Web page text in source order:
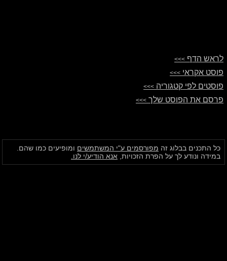
לראש הדף >>>
פוסט אקראי >>>
פוסטים לפי קטגוריה >>>
פרסם את הפוסט שלך >>>
כל התכנים בבלוג זה מפורסמים ע"י המשתמשים ומופיעים כמו שהם.
במידה ונודע לך על הפרת הזכויות, אנא הודיע/י לנו.